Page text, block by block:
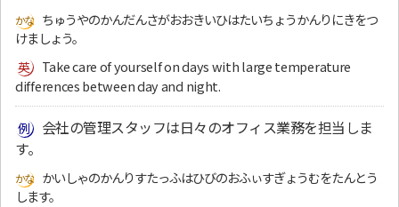
ちゅうやのかんだんさがおおきいひはたいちょうかんりにきをつ
けましょう。
Take care of yourself on days with large temperature
differences between day and night.
会社の管理スタッフは日々のオフィス業務を担当しま
す。
かいしゃのかんりすたっふはひびのおふぃすぎょうむをたんとう
します。